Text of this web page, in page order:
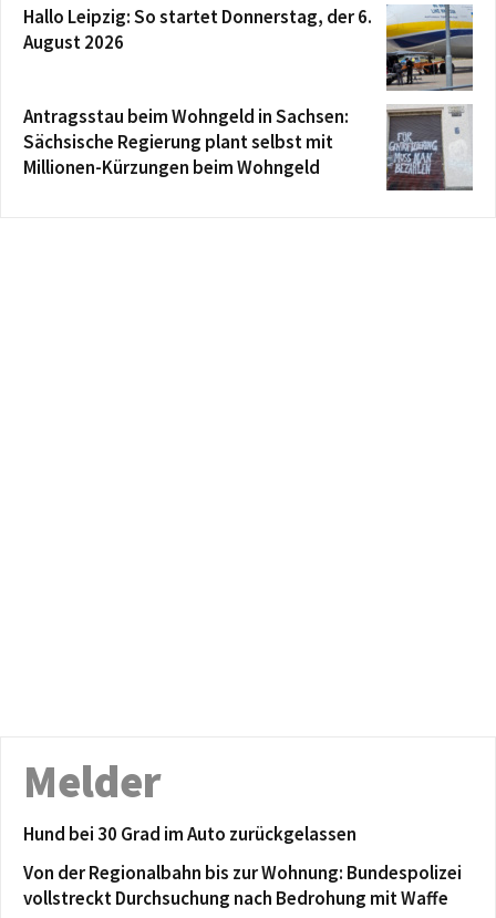
Hallo Leipzig: So startet Donnerstag, der 6.
August 2026
Antragsstau beim Wohngeld in Sachsen:
Sächsische Regierung plant selbst mit
Millionen-Kürzungen beim Wohngeld
Melder
Hund bei 30 Grad im Auto zurückgelassen
Von der Regionalbahn bis zur Wohnung: Bundespolizei
vollstreckt Durchsuchung nach Bedrohung mit Waffe